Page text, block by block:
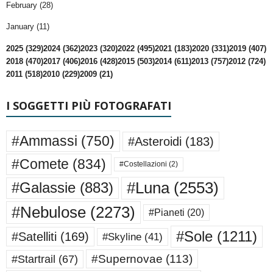
February (28)
January (11)
2025 (329)2024 (362)2023 (320)2022 (495)2021 (183)2020 (331)2019 (407)
2018 (470)2017 (406)2016 (428)2015 (503)2014 (611)2013 (757)2012 (724)
2011 (518)2010 (229)2009 (21)
I SOGGETTI PIÙ FOTOGRAFATI
#Ammassi (750) #Asteroidi (183)
#Comete (834) #Costellazioni (2)
#Galassie (883) #Luna(2553)
#Nebulose (2273) #Pianeti (20)
#Satelliti (169) #Skyline (41) #Sole (1211)
#Startrail (67) #Supernovae (113)